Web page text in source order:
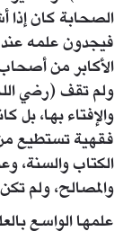
الصحابة كان إذا
فيجدون علمه
الأكابر من
ولم تقف (رضي
والإفتاء بها،
فقهية تستطيع
الكتاب والسنة،
والمصالح، ولم
علمها الواسع